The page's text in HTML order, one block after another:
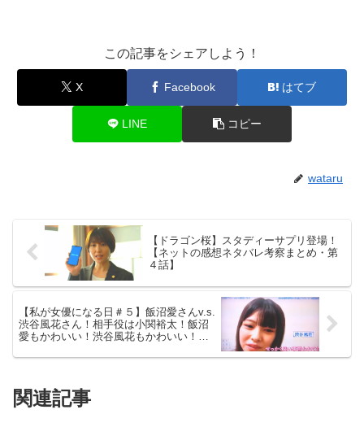
この記事をシェアしよう！
X Facebook はてブ
LINE コピー
wataru
【ドラゴン桜】スタディーサプリ登場！
【ネットの感想ネタバレ考察まとめ・第
４話】
【私が女優になる日＃５】飯沼愛さんv.s.
渋谷風花さん！相手役は小関裕太！飯沼
愛もかわいい！渋谷風花もかわいい！
あり・この初恋はフィクションです・初
関連記事